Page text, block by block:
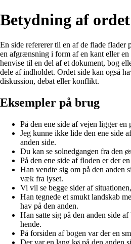
Betydning af ordet
En side refererer til en af de flade flader
en afgrænsning i form af en kant eller en
henvise til en del af et dokument, bog
dele af indholdet. Ordet side kan også
diskussion, debat eller konflikt.
Eksempler på brug
På den ene side af vejen ligger en
Jeg kunne ikke lide den ene side
anden side.
Du kan se solnedgangen fra den
På den ene side af floden er der
Han vendte sig om på den anden
væk fra lyset.
Vi vil se begge sider af
Han tegnede et smukt landskab
hav på den anden.
Han satte sig på den anden side
hende.
På forsiden af bogen var der en
Der var en lang kø på den anden